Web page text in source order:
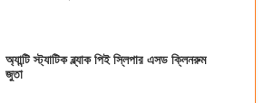
অ্যান্টি স্ট্যাটিক ব্ল্যাক পিই স্লিপার এসড ক্লিনরুম
জুতা